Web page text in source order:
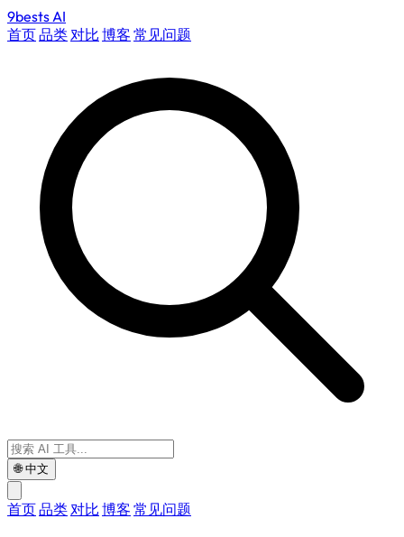
9bestsAI
首页品类对比 博客 常见问题
🌐中文
首页品类对比 博客 常见问题